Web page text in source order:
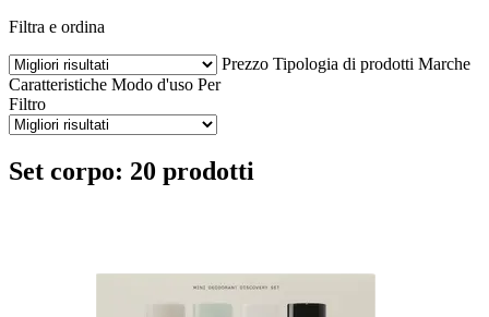
Filtra e ordina
Prezzo Tipologia di prodotti Marche
Caratteristiche Modo d'uso Per
Filtro
Set corpo: 20 prodotti